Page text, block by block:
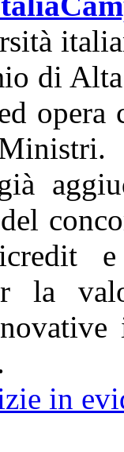
di Alta
la
in